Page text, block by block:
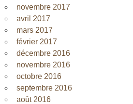
novembre 2017
avril 2017
mars 2017
février 2017
décembre 2016
novembre 2016
octobre 2016
septembre 2016
août 2016